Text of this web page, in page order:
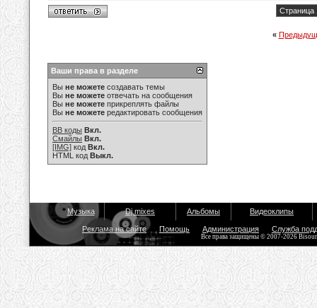
Страница
«
Ваши права в разделе
Вы не можете создавать темы
Вы не можете отвечать на сообщения
Вы не можете прикреплять файлы
Вы не можете редактировать сообщения
BB коды Вкл.
Смайлы Вкл.
[IMG] код Вкл.
HTML код Выкл.
Музыка Dj mixes Альбомы Видеоклипы
Реклама на сайте Помощь Администрация Служба
Все права защищены © 2007-2026